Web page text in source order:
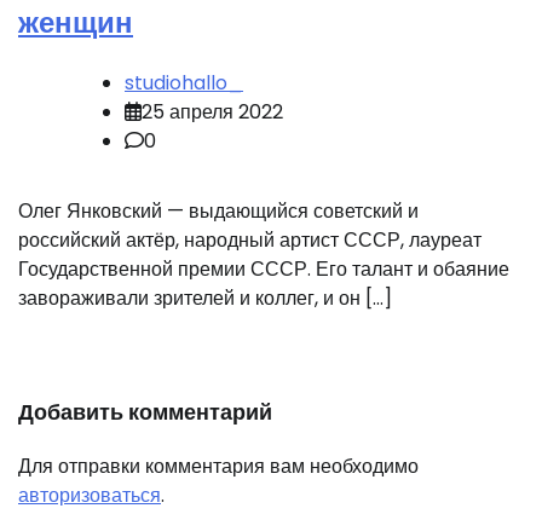
женщин
studiohallo_
25 апреля 2022
0
Олег Янковский — выдающийся советский и
российский актёр, народный артист СССР, лауреат
Государственной премии СССР. Его талант и обаяние
завораживали зрителей и коллег, и он […]
Добавить комментарий
Для отправки комментария вам необходимо
авторизоваться.